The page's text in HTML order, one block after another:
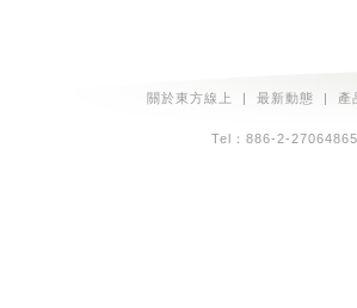
關於東方線上 | 最新動態 | 產
Tel：886-2-